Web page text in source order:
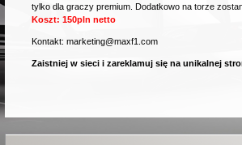
tylko dla graczy premium. Dodatkowo na torze
Koszt: 150pln netto
Kontakt: marketing@maxf1.com
Zaistniej w sieci i zareklamuj się na unikalnej